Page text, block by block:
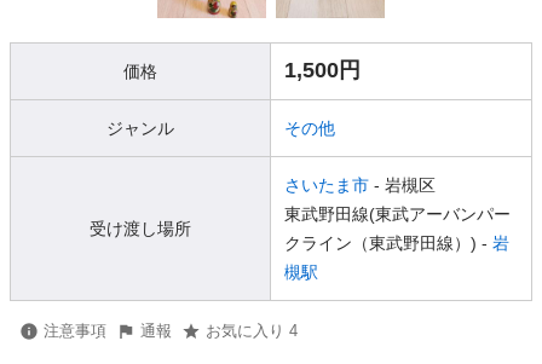
価格 1,500円
ジャンル その他
受け渡し場所
さいたま市 - 岩槻区
東武野田線(東武アーバンパー
クライン（東武野田線）) - 岩
槻駅
注意事項 通報 お気に入り 4